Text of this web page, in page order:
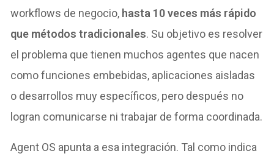
workflows de negocio, hasta 10 veces más rápido
que métodos tradicionales. Su objetivo es resolver
el problema que tienen muchos agentes que nacen
como funciones embebidas, aplicaciones aisladas
o desarrollos muy específicos, pero después no
logran comunicarse ni trabajar de forma coordinada.
Agent OS apunta a esa integración. Tal como indica